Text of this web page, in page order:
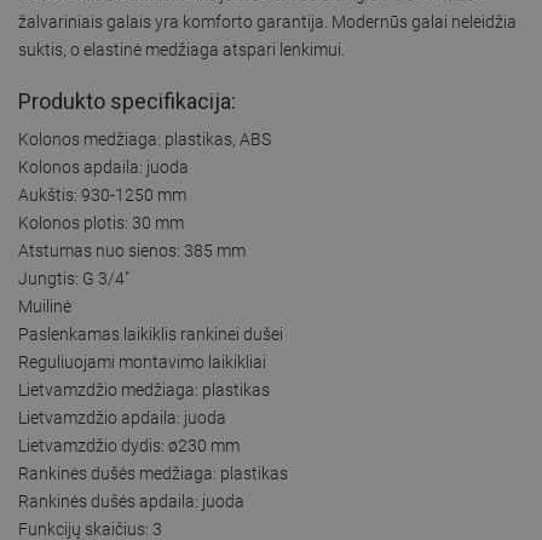
žalvariniais galais yra komforto garantija. Modernūs galai neleidžia
suktis, o elastinė medžiaga atspari lenkimui.
Produkto specifikacija:
Kolonos medžiaga: plastikas, ABS
Kolonos apdaila: juoda
Aukštis: 930-1250 mm
Kolonos plotis: 30 mm
Atstumas nuo sienos: 385 mm
Jungtis: G 3/4"
Muilinė
Paslenkamas laikiklis rankinei dušei
Reguliuojami montavimo laikikliai
Lietvamzdžio medžiaga: plastikas
Lietvamzdžio apdaila: juoda
Lietvamzdžio dydis: ø230 mm
Rankinės dušės medžiaga: plastikas
Rankinės dušės apdaila: juoda
Funkcijų skaičius: 3